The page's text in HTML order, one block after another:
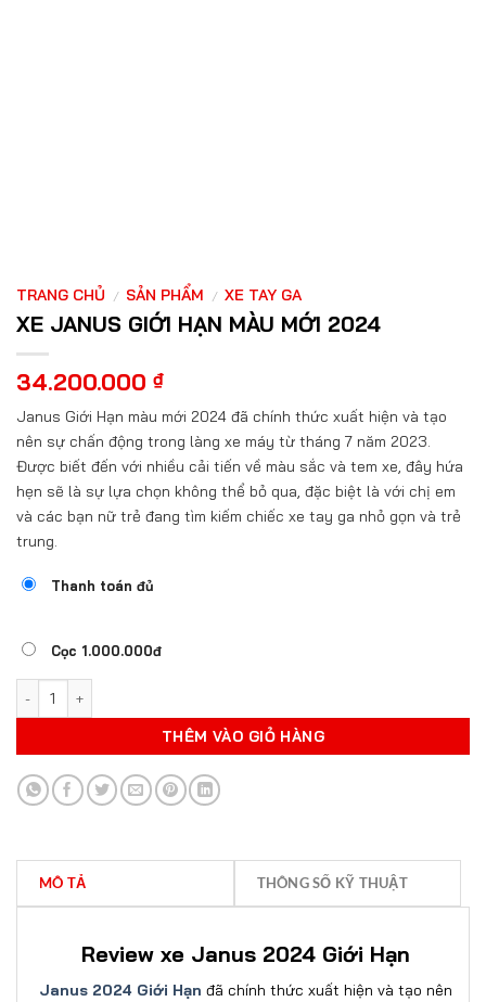
TRANG CHỦ / SẢN PHẨM / XE TAY GA
XE JANUS GIỚI HẠN MÀU MỚI 2024
34.200.000 ₫
Janus Giới Hạn màu mới 2024 đã chính thức xuất hiện và tạo
nên sự chấn động trong làng xe máy từ tháng 7 năm 2023.
Được biết đến với nhiều cải tiến về màu sắc và tem xe, đây hứa
hẹn sẽ là sự lựa chọn không thể bỏ qua, đặc biệt là với chị em
và các bạn nữ trẻ đang tìm kiếm chiếc xe tay ga nhỏ gọn và trẻ
trung.
Thanh toán đủ
Cọc 1.000.000đ
XE JANUS GIỚI HẠN MÀU MỚI 2024 số lượng
THÊM VÀO GIỎ HÀNG
MÔ TẢ THÔNG SỐ KỸ THUẬT
Review xe Janus 2024 Giới Hạn
Janus 2024 Giới Hạn đã chính thức xuất hiện và tạo nên